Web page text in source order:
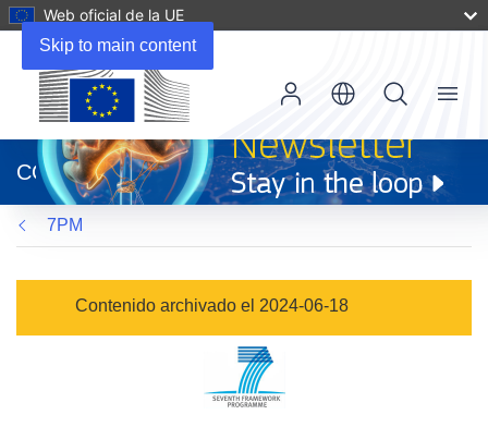
Skip to main content
Web oficial de la UE
abrirá
en
una
nueva
ventana)
CORDIS
Menu
7PM
Contenido archivado el 2024-06-18